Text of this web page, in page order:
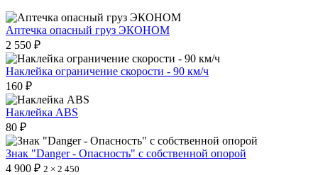
Аптечка опасный груз ЭКОНОМ
2 550 ₽
Наклейка ограничение скорости - 90 км/ч
160 ₽
Наклейка ABS
80 ₽
Знак "Danger - Опасность" с собственной опорой
4 900 ₽ 2 × 2 450